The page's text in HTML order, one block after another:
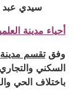
سيدي عبد
أحياء مدينة
وفقتقسم مدينة
السكني
باختلاف الحي